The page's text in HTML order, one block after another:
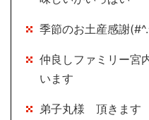
季節のお土産感謝
仲良しファミリー
います
弟子丸様 頂きます